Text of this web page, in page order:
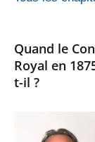
Quand le
Royal en
t-il ?